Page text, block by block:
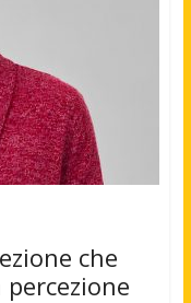
che